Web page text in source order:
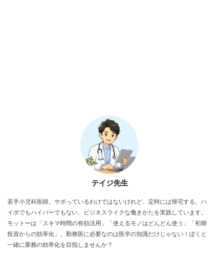
テイジ先生
若手小児科医師。サボっているわけではないけれど、定時には帰宅する。ハ
イポでもハイパーでもない、ビジネスライクな働きかたを実践しています。
モットーは「スキマ時間の有効活用」「使えるモノはどんどん使う」「初期
投資からの効率化」。勤務医に必要なのは医学の知識だけじゃない！ぼくと
一緒に業務の効率化を目指しませんか？